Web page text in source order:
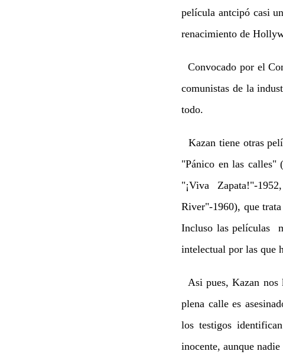
película antcipó casi
renacimiento de
Convocado por el
comunistas de la
todo.
Kazan tiene otras
"Pánico en las calles"
"¡Viva Zapata!"-
River"-1960), que
Incluso las películas
intelectual por las que
Asi pues, Kazan nos
plena calle es
los testigos
inocente, aunque